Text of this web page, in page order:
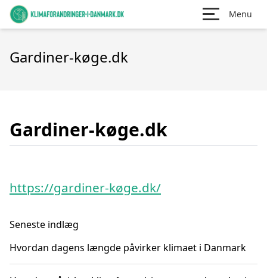
Menu
Gardiner-køge.dk
Gardiner-køge.dk
https://gardiner-køge.dk/
Seneste indlæg
Hvordan dagens længde påvirker klimaet i Danmark